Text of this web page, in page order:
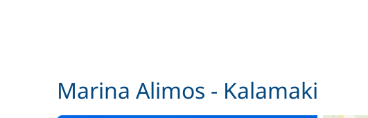
Skipper (repas non inclus)
Marina Alimos - Kalamaki